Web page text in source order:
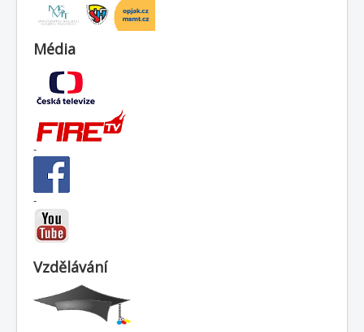
Média
-
-
Vzdělávání